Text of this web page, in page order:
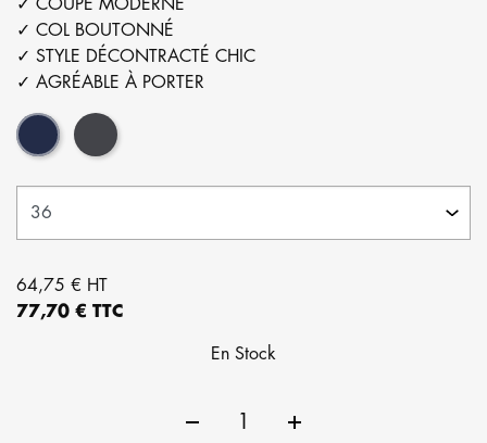
✓ COUPE MODERNE
✓ COL BOUTONNÉ
✓ STYLE DÉCONTRACTÉ CHIC
✓ AGRÉABLE À PORTER
Marine Gris
64,75 € HT
77,70 € TTC
En Stock